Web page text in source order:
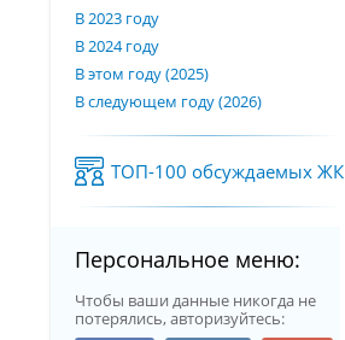
В 2023 году
В 2024 году
В этом году (2025)
В следующем году (2026)
ТОП-100 обсуждаемых ЖК
Персональное меню:
Чтобы ваши данные никогда не
потерялись, авторизуйтесь: